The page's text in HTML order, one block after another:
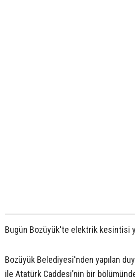
Bugün Bozüyük'te elektrik kesintisi
Bozüyük Belediyesi'nden yapılan
ile Atatürk Caddesi’nin bir